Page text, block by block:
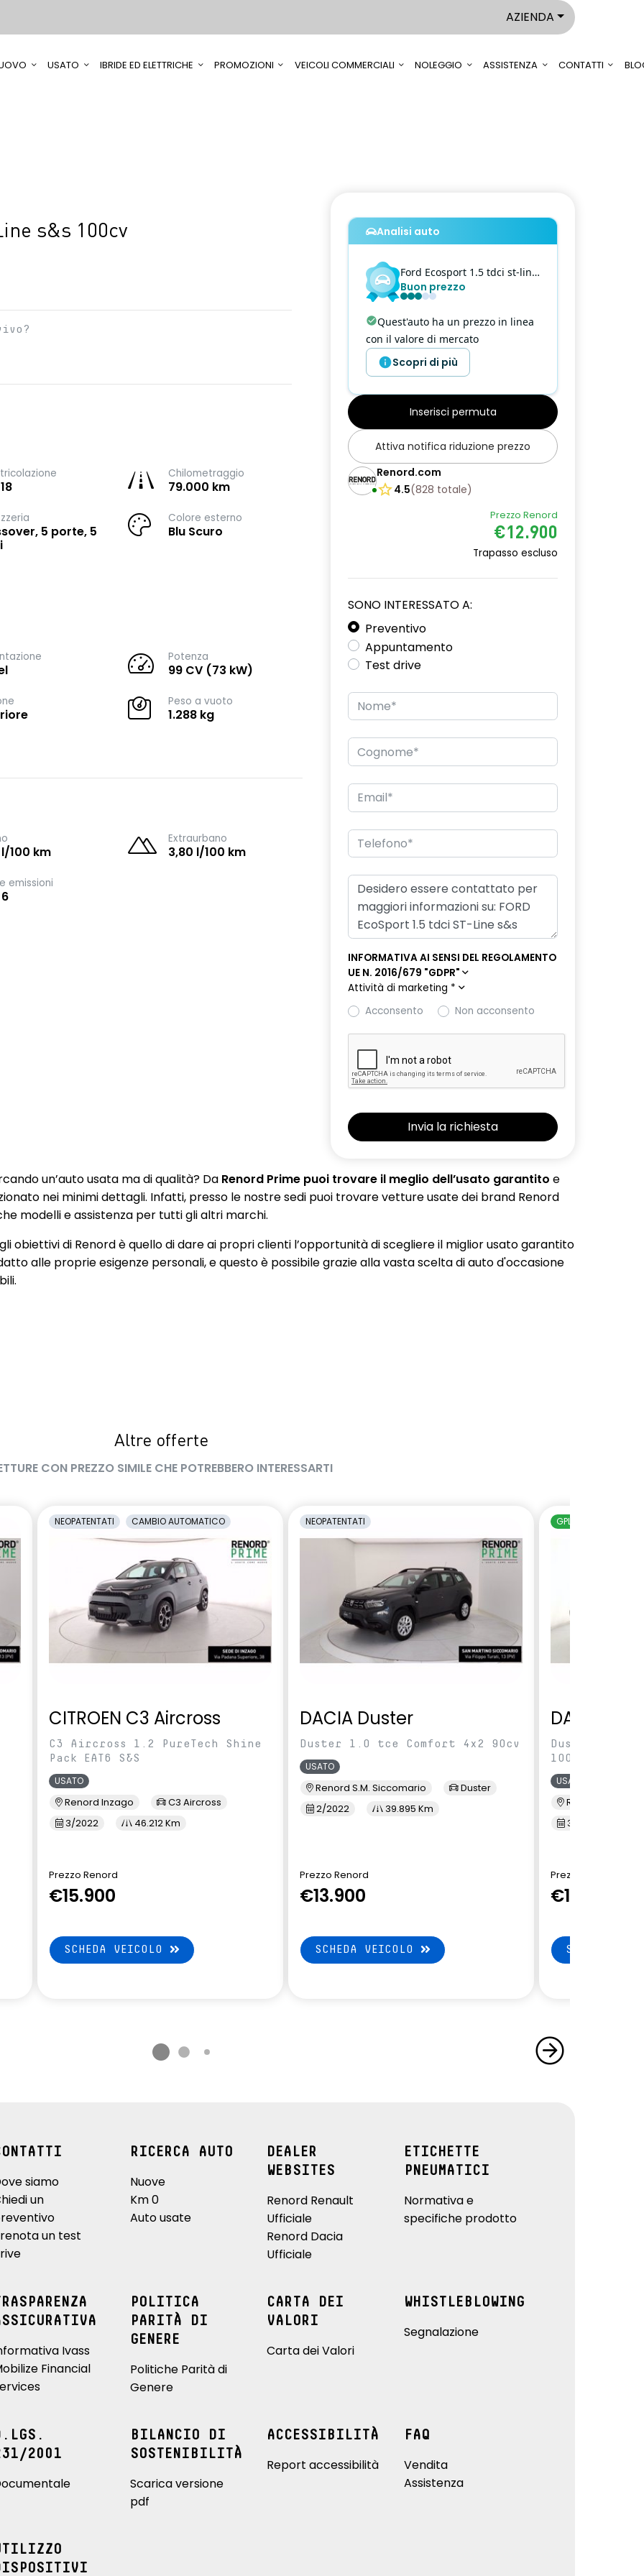
AZIENDA
USATO IBRIDE ED ELETTRICHE PROMOZIONI VEICOLI COMMERCIALI NOLEGGIO ASSISTENZA CONTATTI
s&s 100cv
Chilometraggio
79.000 km
5 porte, 5
Colore esterno
Blu Scuro
Potenza
99 CV (73 kW)
Peso a vuoto
1.288 kg
100 km
Extraurbano
3,80 l/100 km
emissioni
Analisi auto
Ford Ecosport 1.5 tdci st-line s&s 100cv
Buon prezzo
Quest'auto ha un prezzo in linea
con il valore di mercato
Scopri di più
Inserisci permuta
Attiva notifica riduzione prezzo
Renord.com
4.5(828 totale)
Prezzo Renord
€12.900
Trapasso escluso
SONO INTERESSATO A:
Preventivo
Appuntamento
Test drive
INFORMATIVA AI SENSI DEL REGOLAMENTO
UE N. 2016/679 "GDPR"
Attività di marketing *
Acconsento
Non acconsento
un’auto usata ma di qualità? DaRenord Prime puoi trovare il meglio dell’usato garantito e
nei minimi dettagli. Infatti, presso le nostre sedi puoi trovare vetture usate dei brand Renord
modelli e assistenza per tutti gli altri marchi.
obiettivi di Renord è quello di dare ai propri clienti l’opportunità di scegliere il miglior usato garantito
alle proprie esigenze personali, e questo è possibile grazie alla vasta scelta di auto d'occasione
Altre offerte
CON PREZZO SIMILE CHE POTREBBERO INTERESSARTI
NEOPATENTATI CAMBIO AUTOMATICO
CITROEN C3 Aircross
C3 Aircross 1.2 PureTech Shine
Pack EAT6 S&S
USATO
Renord Inzago
C3 Aircross
3/2022
46.212 Km
Prezzo Renord
€15.900
SCHEDA VEICOLO
NEOPATENTATI
DACIA Duster
Duster 1.0 tce Comfort 4x2 90cv
USATO
Renord S.M. Siccomario
Duster
2/2022
39.895 Km
Prezzo Renord
€13.900
SCHEDA VEICOLO
GPL
DACIA
Duster 1.0
100cv
USATO
Renord
3/2023
Prezzo Renord
€14.490
SCHEDA
siamo
un
un test
RICERCA AUTO
Nuove
Km 0
Auto usate
DEALER
WEBSITES
Renord Renault
Ufficiale
Renord Dacia
Ufficiale
ETICHETTE
PNEUMATICI
Normativa e
specifiche prodotto
Ivass
Financial
POLITICA
PARITÀ DI
GENERE
Politiche Parità di
Genere
CARTA DEI
VALORI
Carta dei Valori
WHISTLEBLOWING
Segnalazione
2001
BILANCIO DI
SOSTENIBILITÀ
Scarica versione
pdf
ACCESSIBILITÀ
Report accessibilità
FAQ
Vendita
Assistenza